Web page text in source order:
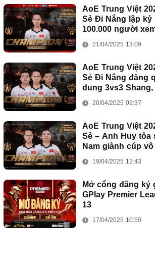
AoE Trung Việt
Sẻ Đi Nắng lập kỷ
100.000 người
Việt Nam
21/04/2025 13:09
AoE Trung Việt
Sẻ Đi Nắng đăng
dung 3vs3 Shang,
đoàn AoE Việt Nam
20/04/2025 09:37
AoE Trung Việt
Sẻ – Anh Huy tỏa
Nam giành cúp
19/04/2025 12:43
Mở cổng đăng ký
GPlay Premier
13
17/04/2025 10:50